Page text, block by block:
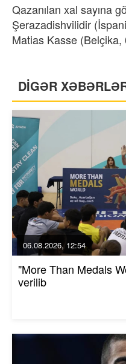
Qazanılan xal sayına
Şerazadishvilidir
Matias Kasse
DİGƏR
06.08.2026, 12:54
"More Than Medals
verilib